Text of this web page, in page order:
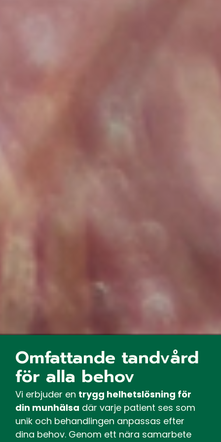
Omfattande tandvård
för alla behov
Vi erbjuder en trygg helhetslösning för
din munhälsa där varje patient ses som
unik och behandlingen anpassas efter
dina behov. Genom ett nära samarbete